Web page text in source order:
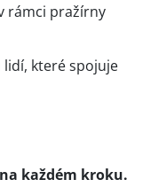
rámci pražírny
které spojuje
každém kroku.